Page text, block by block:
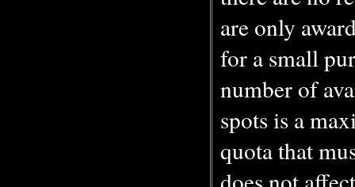
are only
for a small
number of
spots is a
quota that